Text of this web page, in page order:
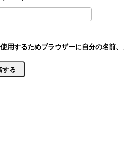
用するためブラウザーに自分の名前